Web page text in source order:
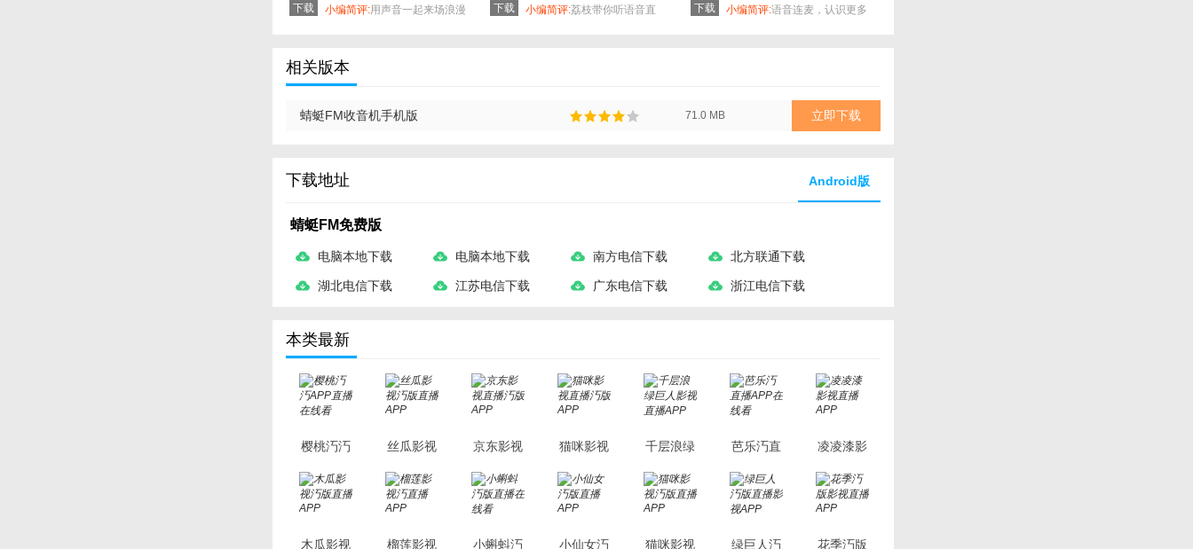
下载
小编简评:用声音一起来场浪漫
下载
小编简评:荔枝带你听语音直
下载
小编简评:语音连麦，认识更多
相关版本
蜻蜓FM收音机手机版 71.0 MB 立即下载
下载地址 Android版
蜻蜓FM免费版
电脑本地下载 电脑本地下载 南方电信下载 北方联通下载
湖北电信下载 江苏电信下载 广东电信下载 浙江电信下载
本类最新
樱桃汅汅
APP直播
在线看
丝瓜影视
汅版直播
APP
京东影视
直播汅版
APP
猫咪影视
直播汅版
APP
千层浪绿
巨人影视
直播APP
芭乐汅直
播APP在
线看
凌凌漆影
视直播
APP
木瓜影视 榴莲影视 小蝌蚪汅 小仙女汅 猫咪影视 绿巨人汅 花季汅版